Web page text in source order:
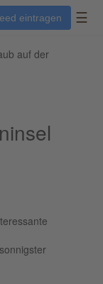
eintragen ☰
auf der